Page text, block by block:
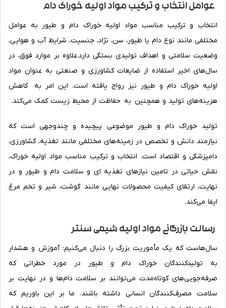
عوامل انتخاب و ترکیب مواد اولیه خوراک دام
انتخاب و ترکیب مناسب مواد اولیه خوراک دام و طیور به عوامل
مختلفی مانند نوع دام یا طیور، سن، نژاد، جنسیت، شرایط آب و هوایی،
وضعیت سلامتی و اهداف تولیدی بستگی دارد.علاوه بر موارد فوق، در
سال‌های اخیر استفاده از ضایعات کشاورزی و صنعتی به عنوان مواد
اولیه خوراک دام و طیور نیز رواج یافته است. این امر به کاهش
هزینه‌های تولید و همچنین به حفاظت از محیط زیست کمک می‌کند.
تولید خوراک دام و طیور موضوعی پیچیده و چندوجهی است که
نیازمند دانش و تخصص در زمینه‌های مختلفی مانند تغذیه، کشاورزی،
دامپزشکی و اقتصاد است. انتخاب و ترکیب مناسب مواد اولیه خوراک،
نقش حیاتی در تامین نیازهای تغذیه ای و سلامت دام و طیور و در
نهایت، ارتقای کیفیت محصولات نهایی مانند گوشت، شیر و تخم مرغ
ایفا می‌کند.
رسالت بازرگانی مواد اولیه شیمی سنتر
سال‌هاست که یک مأموریت بزرگ را دنبال می‌کنیم: آموزش و هشدار
به تولیدکنندگان خوراک دام و طیور در مورد خطراتی که
صرفه‌جویی‌های کوتاه‌مدت می‌توانند بر سلامت دام‌ها و در نهایت بر
سلامت مصرف‌کنندگان انسانی داشته باشند. ما بر این باوریم که